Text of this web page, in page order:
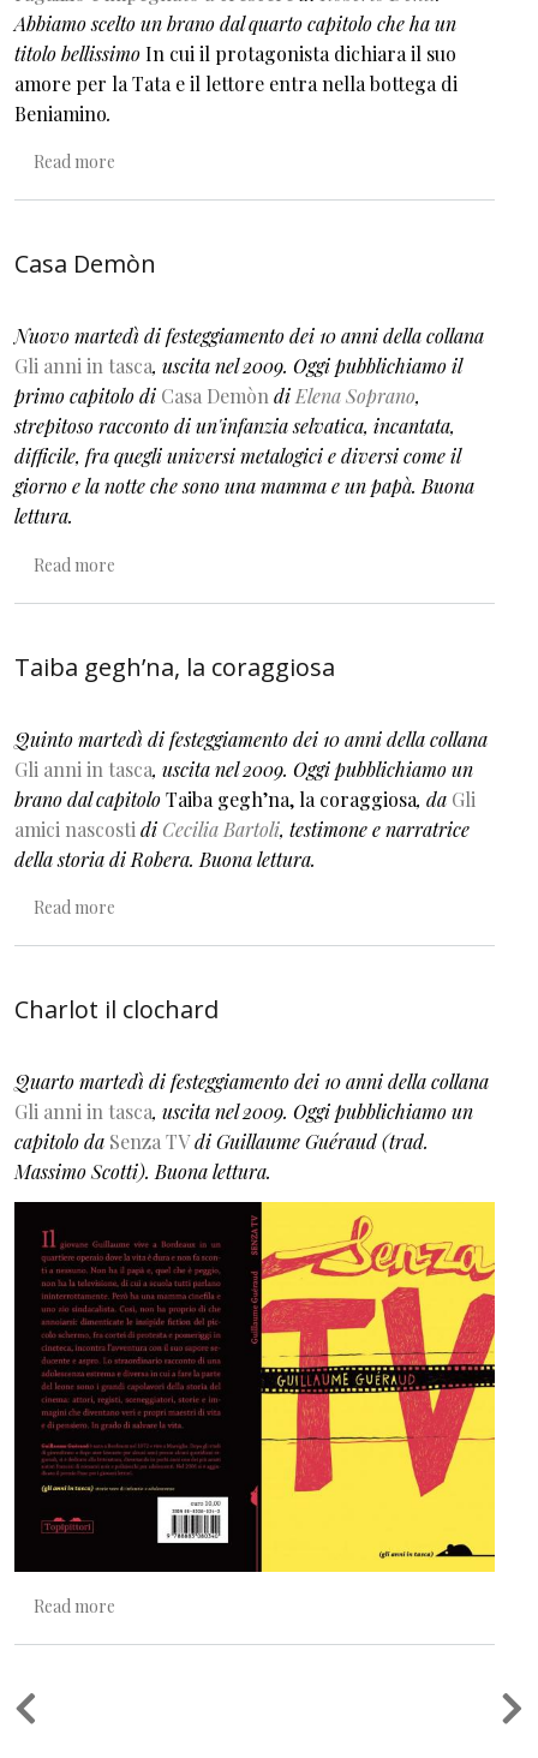
Abbiamo scelto un brano dal quarto capitolo che ha un
titolo bellissimoIn cui il protagonista dichiara il suo
amore per la Tata e il lettore entra nella bottega di
Beniamino.
Read more
Casa Demòn
Nuovo martedì di festeggiamento dei 10 anni della collana
Gli anni in tasca, uscita nel 2009. Oggi pubblichiamo il
primo capitolo di Casa DemòndiElena Soprano,
strepitoso racconto di un'infanzia selvatica, incantata,
difficile, fra quegli universi metalogici e diversi come il
giorno e la notte che sono una mamma e un papà. Buona
lettura.
Read more
Taiba gegh’na, la coraggiosa
Quinto martedì di festeggiamento dei 10 anni della collana
Gli anni in tasca, uscita nel 2009. Oggi pubblichiamo un
brano dal capitoloTaiba gegh’na, la coraggiosa, da Gli
amici nascosti di Cecilia Bartoli, testimone e narratrice
della storia di Robera. Buona lettura.
Read more
Charlot il clochard
Quarto martedì di festeggiamento dei 10 anni della collana
Gli anni in tasca, uscita nel 2009. Oggi pubblichiamo un
capitolo da Senza TVdi Guillaume Guéraud (trad.
Massimo Scotti). Buona lettura.
Read more
Pagination